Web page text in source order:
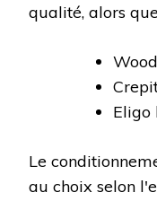
qualité, alors
Eligo
Le
au choix selon